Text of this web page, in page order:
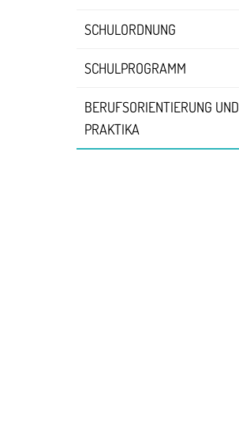
SCHULORDNUNG
SCHULPROGRAMM
BERUFSORIENTIERUNG UND
PRAKTIKA